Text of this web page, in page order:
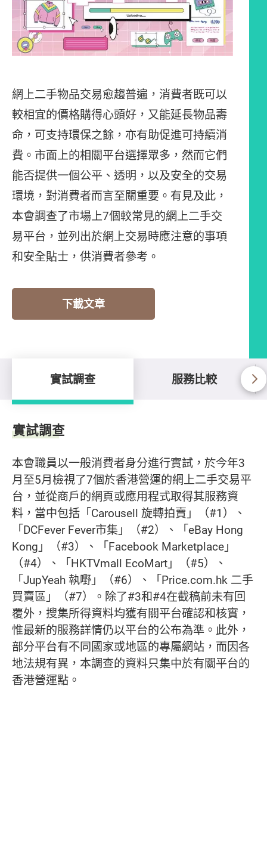
網上二手物品交易愈趨普遍，消費者既可以
較相宜的價格購得心頭好，又能延長物品壽
命，可支持環保之餘，亦有助促進可持續消
費。市面上的相關平台選擇眾多，然而它們
能否提供一個公平、透明，以及安全的交易
環境，對消費者而言至關重要。有見及此，
本會調查了市場上7個較常見的網上二手交
易平台，並列出於網上交易時應注意的事項
和安全貼士，供消費者參考。
下載文章
實試調查 服務比較
實試調查
實試調查
本會職員以一般消費者身分進行實試，於今年3
月至5月檢視了7個於香港營運的網上二手交易平
台，並從商戶的網頁或應用程式取得其服務資
料，當中包括「Carousell 旋轉拍賣」（#1）、
「DCFever Fever市集」（#2）、「eBay Hong
Kong」（#3）、「Facebook Marketplace」
（#4）、「HKTVmall EcoMart」（#5）、
「JupYeah 執嘢」（#6）、「Price.com.hk 二手
買賣區」（#7）。除了#3和#4在截稿前未有回
覆外，搜集所得資料均獲有關平台確認和核實，
惟最新的服務詳情仍以平台的公布為準。此外，
部分平台有不同國家或地區的專屬網站，而因各
地法規有異，本調查的資料只集中於有關平台的
香港營運點。